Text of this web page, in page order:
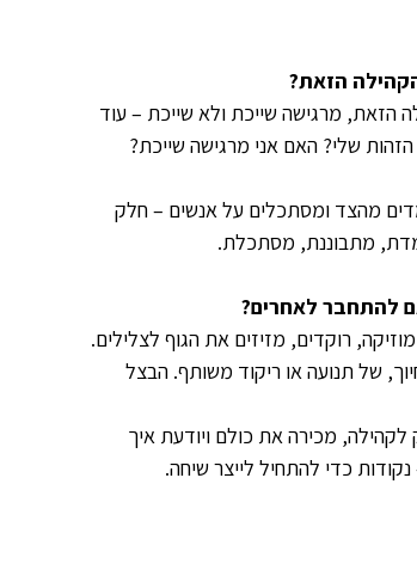
הזאת?
הזאת, מרגישה שייכת ולא שייכת – עוד
שלי? האם אני מרגישה שייכת?
מהצד ומסתכלים על אנשים – חלק
מתבוננת, מסתכלת.
להתחבר לאחרים?
רוקדים, מזיזים את הגוף לצלילים.
של תנועה או ריקוד משותף. הבצל
מכירה את כולם ויודעת איך
כדי להתחיל לייצר שיחה.